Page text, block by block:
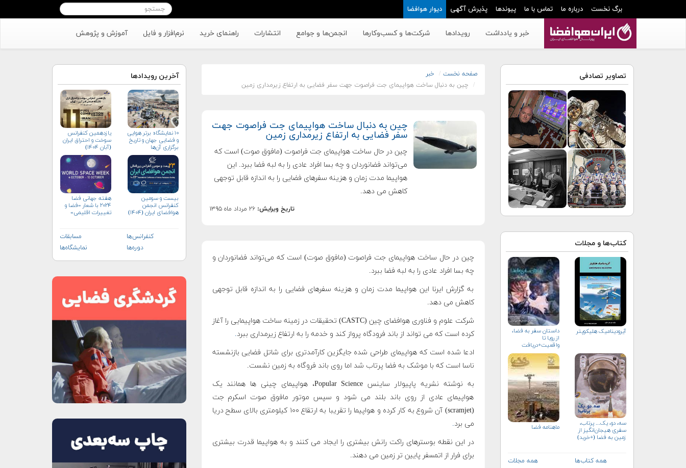
برگ نخست درباره ما تماس با ما پیوندها پذیرش آگهی دیوار هوافضا
خبر و یادداشت رویدادها شرکت‌ها و کسب‌وکار‌ها انجمن‌ها و جوامع انتشارات راهنمای خرید نرم‌افزار و فایل آموزش و پژوهش
تصاویر تصادفی
کتاب‌ها و مجلات
آیرودینامیک هلیکوپتر
داستان سفر به فضا،
از رویا تا
واقعیت+دریافت
نسخه‌ الکترونیکی
سه، دو، یک... پرتاب،
سفری هیجان‌انگیز از
زمین به فضا (+خرید)
ماهنامه فضا
همه کتاب‌ها همه مجلات
صفحه نخست
خبر
چین به دنبال ساخت هواپیمای جت فراصوت جهت سفر فضایی به ارتفاع زیرمداری زمین
چین به دنبال ساخت هواپیمای جت فراصوت جهت
سفر فضایی به ارتفاع زیرمداری زمین
چین در حال ساخت هواپیمای جت فراصوت (مافوق صوت) است که
می‌تواند فضانوردان و چه بسا افراد عادی را به لبه فضا ببرد. این
هواپیما مدت زمان و هزینه سفرهای فضایی را به اندازه قابل توجهی
کاهش می دهد.
تاریخ ویرایش:۲۶ مرداد ماه ۱۳۹۵
چین در حال ساخت هواپیمای جت فراصوت (مافوق صوت) است که می‌تواند فضانوردان و
چه بسا افراد عادی را به لبه فضا ببرد.
به گزارش ایرنا این هواپیما مدت زمان و هزینه سفرهای فضایی را به اندازه قابل توجهی
کاهش می دهد.
شرکت علوم و فناوری هوافضای چین (CASTC) تحقیقات در زمینه ساخت هواپیمایی را آغاز
کرده است که می تواند از باند فرودگاه پرواز کند و خدمه را به ارتفاع زیرمداری ببرد.
ادعا شده است که هواپیمای طراحی شده جایگزین کارآمدتری برای شاتل فضایی بازنشسته
ناسا است که با موشک به فضا پرتاب شد اما روی باند فروگاه به زمین نشست.
به نوشته نشریه پاپیولار ساینس Popular Science، هواپیمای چینی ها همانند یک
هواپیمای عادی از روی باند بلند می شود و سپس موتور مافوق صوت اسکرم جت
(scramjet) آن شروع به کار کرده و هواپیما را تقریبا به ارتقاع ۱۰۰ کیلومتری بالای سطح دریا
می برد.
در این نقطه بوسترهای راکت رانش بیشتری را ایجاد می کنند و به هواپیما قدرت بیشتری
برای فرار از اتمسفر پایین تر زمین می دهند.
آخرین رویدادها
۱۰ نمایشگاه برتر هوایی
و فضایی جهان و تاریخ
برگزاری آن‌ها
یازدهمین کنفرانس
سوخت و احتراق ایران
(آبان‌ ۱۴۰۴)
بیست و سومین
کنفرانس انجمن
هوافضای ايران (۱۴۰۴)
هفته جهانی فضا
۲۰۲۴ با شعار «فضا و
تغییرات اقلیمی»
کنفرانس‌ها
مسابقات
دوره‌ها
نمایشگاه‌ها